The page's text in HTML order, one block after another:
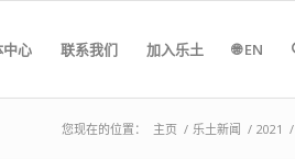
心 联系我们 加入乐土 🌐 EN
您现在的位置： 主页 / 乐土新闻 / 2021 /